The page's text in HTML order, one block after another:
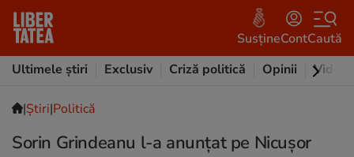
SusțineContCaută
Ultimele știri
Exclusiv Criză politică Opinii Video
|Ştiri|Politică
Sorin Grindeanu l-a anunțat pe Nicușor